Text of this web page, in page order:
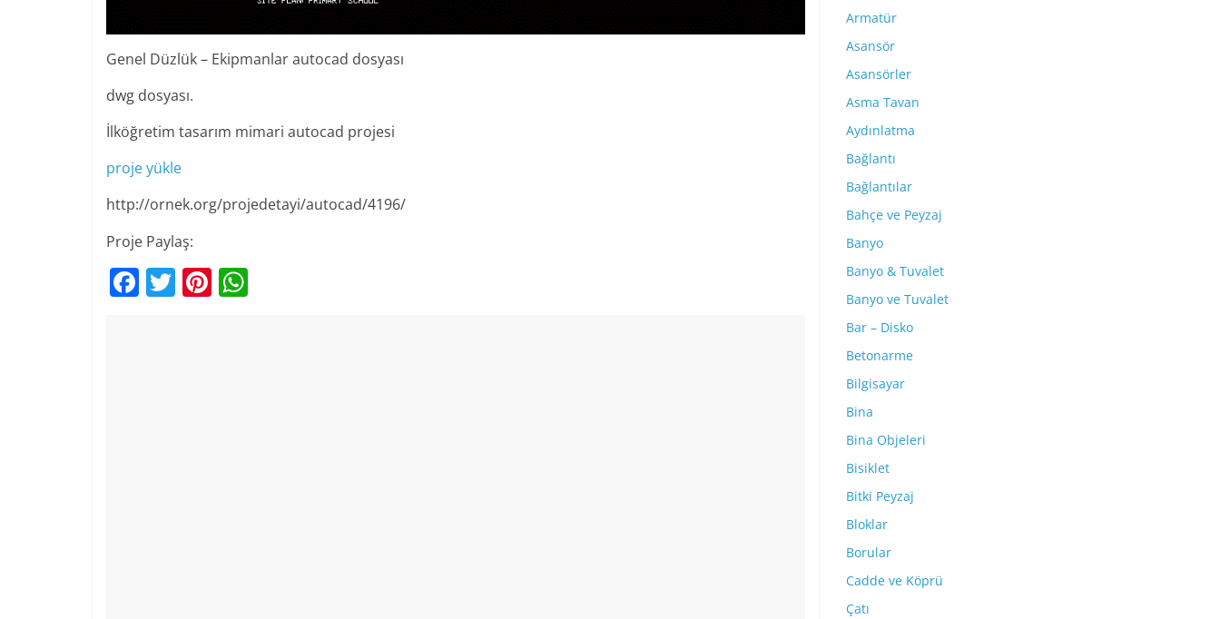
Genel Düzlük – Ekipmanlar autocad dosyası
dwg dosyası.
İlköğretim tasarım mimari autocad projesi
proje yükle
http://ornek.org/projedetayi/autocad/4196/
Proje Paylaş:
F T Pi
Armatür
Asansör
Asansörler
Asma Tavan
Aydınlatma
Bağlantı
Bağlantılar
Bahçe ve Peyzaj
Banyo
Banyo & Tuvalet
Banyo ve Tuvalet
Bar – Disko
Betonarme
Bilgisayar
Bina
Bina Objeleri
Bisiklet
Bitki Peyzaj
Bloklar
Borular
Cadde ve Köprü
Çatı